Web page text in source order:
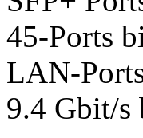
45-Ports
LAN-
9.4 Gbit/s